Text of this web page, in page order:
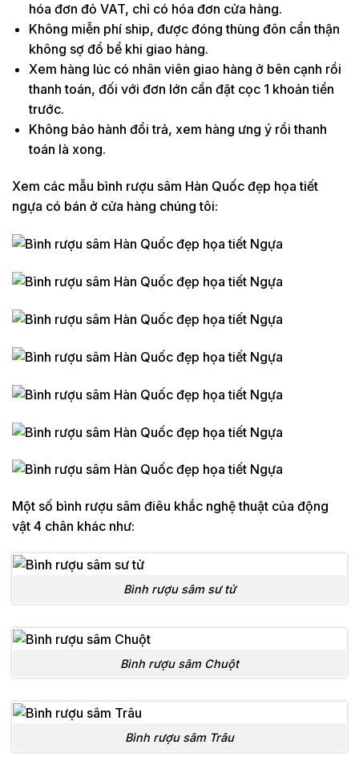
hóa đơn đỏ VAT, chỉ có hóa đơn cửa hàng.
Không miễn phí ship, được đóng thùng đôn cẩn thận
không sợ đổ bể khi giao hàng.
Xem hàng lúc có nhân viên giao hàng ở bên cạnh rồi
thanh toán, đối với đơn lớn cần đặt cọc 1 khoản tiền
trước.
Không bảo hành đổi trả, xem hàng ưng ý rồi thanh
toán là xong.
Xem các mẫu bình rượu sâm Hàn Quốc đẹp họa tiết
ngựa có bán ở cửa hàng chúng tôi:
Một số bình rượu sâm điêu khắc nghệ thuật của động
vật 4 chân khác như:
Bình rượu sâm sư tử
Bình rượu sâm Chuột
Bình rượu sâm Trâu